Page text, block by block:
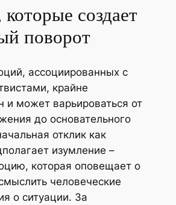
создает
поворот
ассоциированных с
крайне
и может варьироваться от
до основательного
отклик как
изумление –
которая оповещает о
человеческие
о ситуации. За